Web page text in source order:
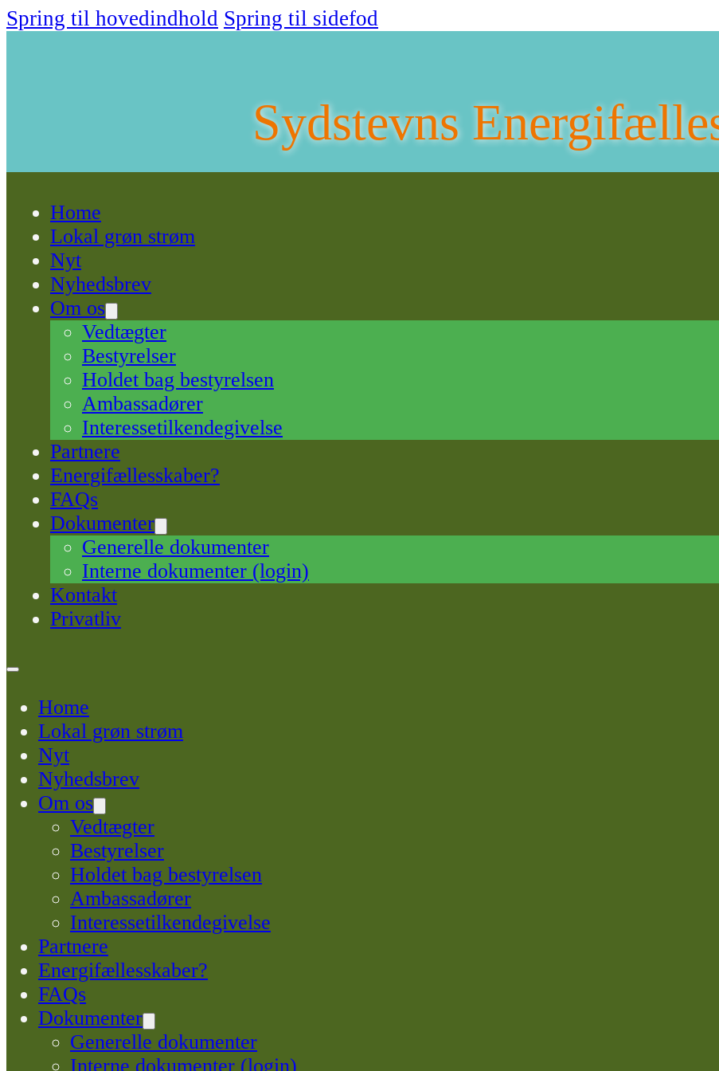
Spring til hovedindhold Spring til sidefod
Sydstevns
Home
Lokal grøn strøm
Nyt
Nyhedsbrev
Om os
Vedtægter
Bestyrelser
Holdet bag bestyrelsen
Ambassadører
Interessetilkendegivelse
Partnere
Energifællesskaber?
FAQs
Dokumenter
Generelle dokumenter
Interne dokumenter (login)
Kontakt
Privatliv
Home
Lokal grøn strøm
Nyt
Nyhedsbrev
Om os
Vedtægter
Bestyrelser
Holdet bag bestyrelsen
Ambassadører
Interessetilkendegivelse
Partnere
Energifællesskaber?
FAQs
Dokumenter
Generelle dokumenter
Interne dokumenter (login)